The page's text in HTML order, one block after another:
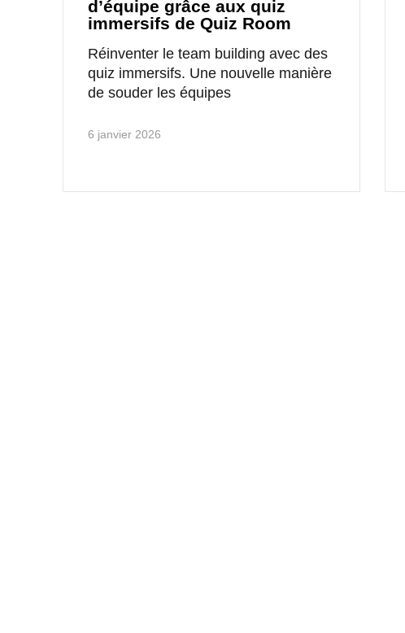
d’équipe grâce aux quiz
immersifs de Quiz Room
Réinventer le team building avec des
quiz immersifs. Une nouvelle manière
de souder les équipes
6 janvier 2026